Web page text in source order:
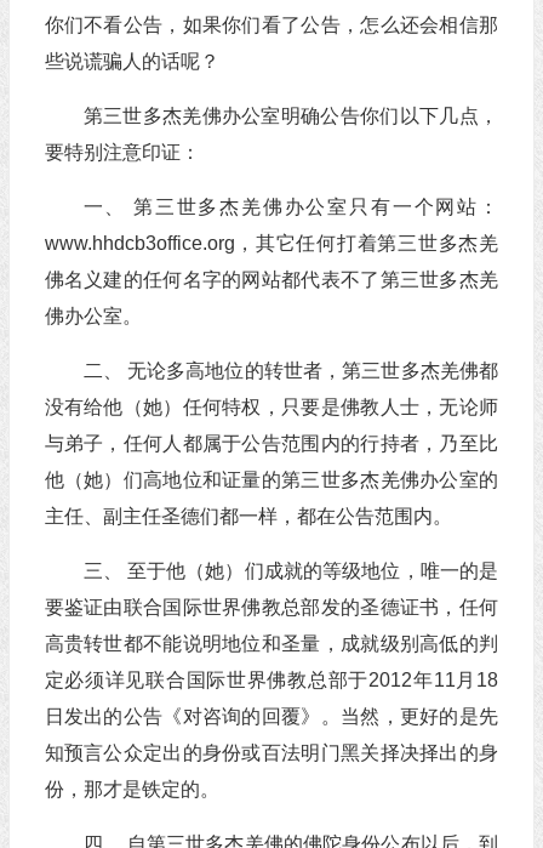
你们不看公告，如果你们看了公告，怎么还会相信那
些说谎骗人的话呢？
第三世多杰羌佛办公室明确公告你们以下几点，
要特别注意印证：
一、 第三世多杰羌佛办公室只有一个网站：
www.hhdcb3office.org，其它任何打着第三世多杰羌
佛名义建的任何名字的网站都代表不了第三世多杰羌
佛办公室。
二、 无论多高地位的转世者，第三世多杰羌佛都
没有给他（她）任何特权，只要是佛教人士，无论师
与弟子，任何人都属于公告范围内的行持者，乃至比
他（她）们高地位和证量的第三世多杰羌佛办公室的
主任、副主任圣德们都一样，都在公告范围内。
三、 至于他（她）们成就的等级地位，唯一的是
要鉴证由联合国际世界佛教总部发的圣德证书，任何
高贵转世都不能说明地位和圣量，成就级别高低的判
定必须详见联合国际世界佛教总部于2012年11月18
日发出的公告《对咨询的回覆》。当然，更好的是先
知预言公众定出的身份或百法明门黑关择决择出的身
份，那才是铁定的。
四、 自第三世多杰羌佛的佛陀身份公布以后，到